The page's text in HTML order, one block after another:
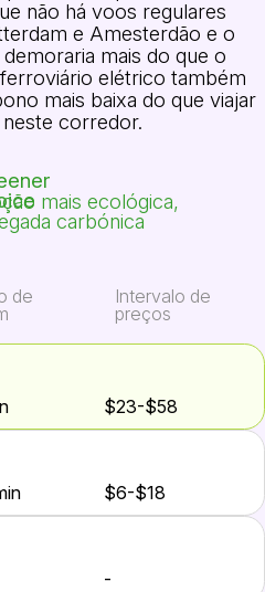
não há voos regulares
e Amesterdão e o
mais do que o
elétrico também
mais baixa do que viajar
corredor.
mais ecológica,
carbónica
de
Intervalo de
preços
$23-$58
$6-$18
-